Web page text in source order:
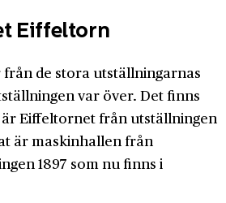
Eiffeltorn
från de stora utställningarnas
var över. Det finns
är Eiffeltornet från utställningen
är maskinhallen från
1897 som nu finns i